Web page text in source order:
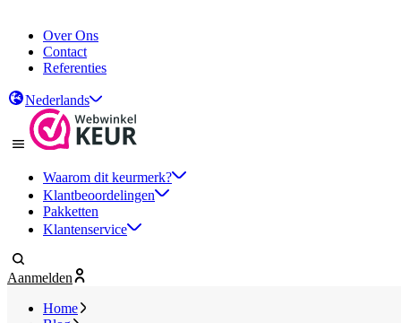
Over Ons
Contact
Referenties
Nederlands
Waarom dit keurmerk?
Klantbeoordelingen
Pakketten
Klantenservice
Aanmelden
Home